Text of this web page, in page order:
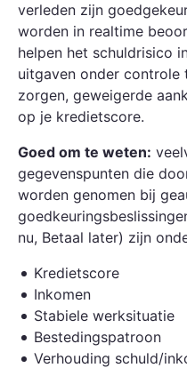
verleden zijn
worden in realtime
helpen het schuldrisico
uitgaven onder controle
zorgen, geweigerde
op je kredietscore.
Goed om te weten:
gegevenspunten die
worden genomen bij
nu, Betaal later) zijn
Kredietscore
Inkomen
Stabiele werksituatie
Bestedingspatroon
Verhouding schuld/